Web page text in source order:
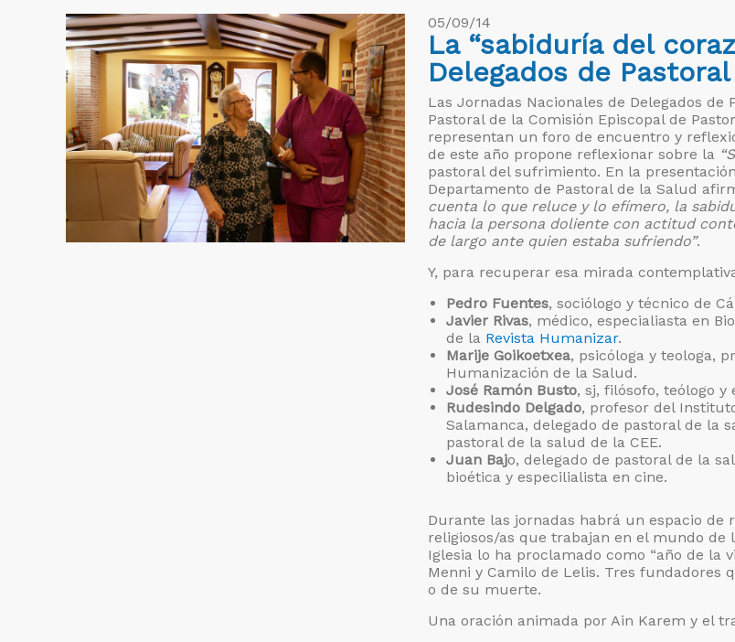
05/09/14
La “sabiduría del
Delegados de
Las Jornadas Nacionales de Delegados
Pastoral de la Comisión Episcopal de
representan un foro de encuentro y
de este año propone reflexionar sobre la
pastoral del sufrimiento. En la
Departamento de Pastoral de la Salud
cuenta lo que reluce y lo efímero, la
hacia la persona doliente con actitud
de largo ante quien estaba sufriendo”.
Y, para recuperar esa mirada
Pedro Fuentes, sociólogo y técnico de
Javier Rivas, médico, especialiasta en
de la Revista Humanizar.
Marije Goikoetxea, psicóloga y teologa,
Humanización de la Salud.
José Ramón Busto, sj, filósofo, teólogo
Rudesindo Delgado, profesor del
Salamanca, delegado de pastoral de la
pastoral de la salud de la CEE.
Juan Bajo, delegado de pastoral de la
bioética y especilialista en cine.
Durante las jornadas habrá un espacio
religiosos/as que trabajan en el mundo
Iglesia lo ha proclamado como “año de la
Menni y Camilo de Lelis. Tres fundadores
o de su muerte.
Una oración animada por Ain Karem y el